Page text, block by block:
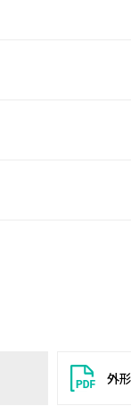
外